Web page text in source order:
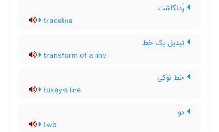
رَدنگاشت
traceline
تبدیل یک خط
transform of a line
خط توکی
tukey's line
دو
two